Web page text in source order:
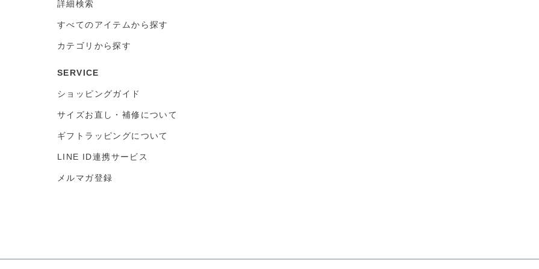
詳細検索
すべてのアイテムから探す
カテゴリから探す
SERVICE
ショッピングガイド
サイズお直し・補修について
ギフトラッピングについて
LINE ID連携サービス
メルマガ登録